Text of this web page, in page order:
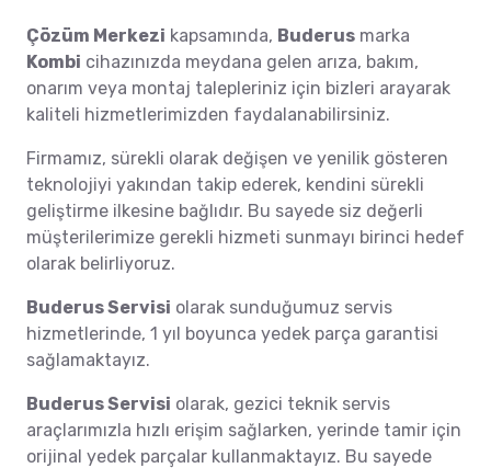
Çözüm Merkezi kapsamında, Buderus marka
Kombi cihazınızda meydana gelen arıza, bakım,
onarım veya montaj talepleriniz için bizleri arayarak
kaliteli hizmetlerimizden faydalanabilirsiniz.
Firmamız, sürekli olarak değişen ve yenilik gösteren
teknolojiyi yakından takip ederek, kendini sürekli
geliştirme ilkesine bağlıdır. Bu sayede siz değerli
müşterilerimize gerekli hizmeti sunmayı birinci hedef
olarak belirliyoruz.
Buderus Servisi olarak sunduğumuz servis
hizmetlerinde, 1 yıl boyunca yedek parça garantisi
sağlamaktayız.
Buderus Servisi olarak, gezici teknik servis
araçlarımızla hızlı erişim sağlarken, yerinde tamir için
orijinal yedek parçalar kullanmaktayız. Bu sayede